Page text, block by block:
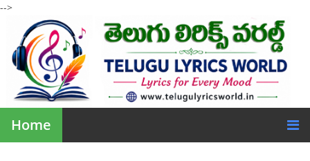
-->
Home